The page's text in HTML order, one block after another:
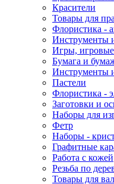
Красители
Товары для
Флористика -
Инструменты
Игры,
Бумага и
Инструменты
Пастели
Флористика -
Заготовки и
Наборы для
Фетр
Наборы -
Графитные
Работа с кожей
Резьба по
Товары для